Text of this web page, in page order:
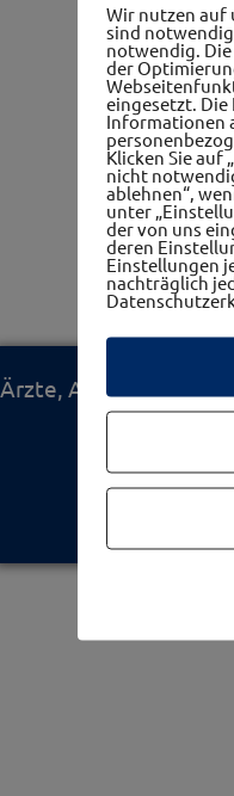
Ärzte, Apotheken,
Wir nutzen auf
sind
notwendig.
der
eingesetzt.
Informationen
Klicken Sie auf
nicht
ablehnen“,
unter
der von uns
deren
Einstellungen
nachträglich